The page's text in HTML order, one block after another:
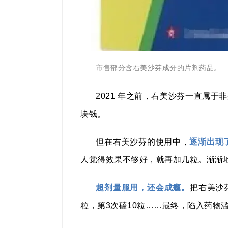
市售部分含右美沙芬成分的片剂药品。
2021 年之前，右美沙芬一直属于
块钱。
但在右美沙芬的使用中，逐渐出现
人觉得效果不够好，就再加几粒。渐
超剂量服用，还会成瘾。 把右美沙
粒，第3次磕10粒……最终，陷入药物